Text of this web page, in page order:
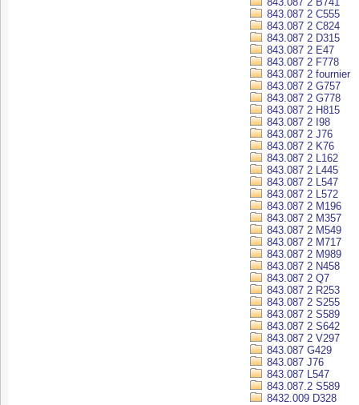
843.087 2 C555
843.087 2 C824
843.087 2 D315
843.087 2 E47
843.087 2 F778
843.087 2 fournier
843.087 2 G757
843.087 2 G778
843.087 2 H815
843.087 2 I98
843.087 2 J76
843.087 2 K76
843.087 2 L162
843.087 2 L445
843.087 2 L547
843.087 2 L572
843.087 2 M196
843.087 2 M357
843.087 2 M549
843.087 2 M717
843.087 2 M989
843.087 2 N458
843.087 2 Q7
843.087 2 R253
843.087 2 S255
843.087 2 S589
843.087 2 S642
843.087 2 V297
843.087 G429
843.087 J76
843.087 L547
843.087.2 S589
8432.009 D328